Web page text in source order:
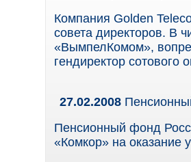
Компания Golden
совета директоров. В
«ВымпелКомом»,
гендиректор сотового
27.02.2008
Пенсионный фонд
«Комкор» на оказание